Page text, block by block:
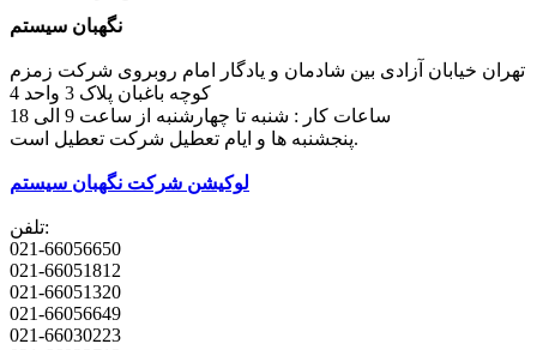
نگهبان سیستم
تهران خیابان آزادی بین شادمان و یادگار امام روبروی شرکت زمزم
کوچه باغبان پلاک 3 واحد 4
پنجشنبه ها و ایام تعطیل شرکت تعطیل است.
لوکیشن شرکت نگهبان سیستم
تلفن:
021-66056650
021-66051812
021-66051320
021-66056649
021-66030223